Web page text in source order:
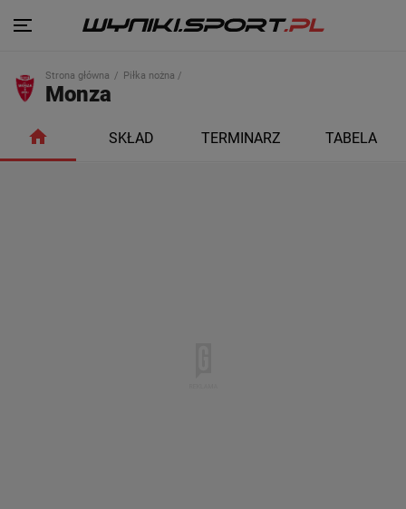
Strona główna Piłka nożna /
Monza
SKŁAD TERMINARZ TABELA